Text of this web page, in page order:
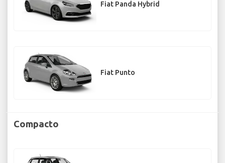
Fiat Panda Hybrid
Fiat Punto
Compacto